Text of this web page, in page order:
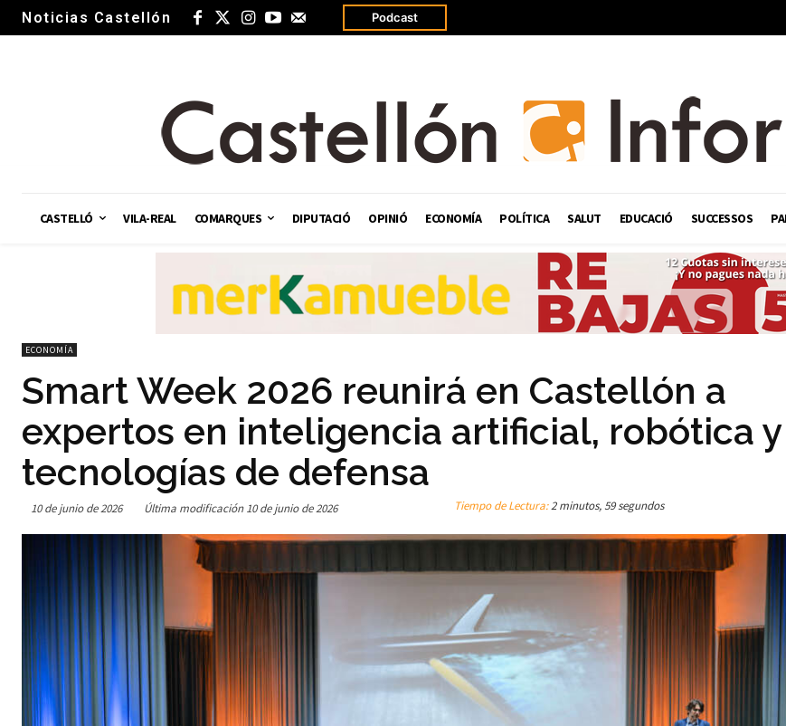
Noticias Castellón Podcast
CASTELLÓ VILA-REAL COMARQUES DIPUTACIÓ OPINIÓ ECONOMÍA POLÍTICA SALUT EDUCACIÓ SUCCESSOS
ECONOMÍA
Smart Week 2026 reunirá en Castellón a
expertos en inteligencia artificial, robótica y
tecnologías de defensa
10 de junio de 2026 Última modificación 10 de junio de 2026 Tiempo de Lectura:2 minutos, 59 segundos